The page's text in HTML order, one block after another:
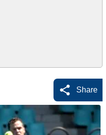
Share